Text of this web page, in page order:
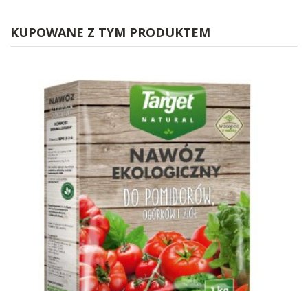
KUPOWANE Z TYM PRODUKTEM